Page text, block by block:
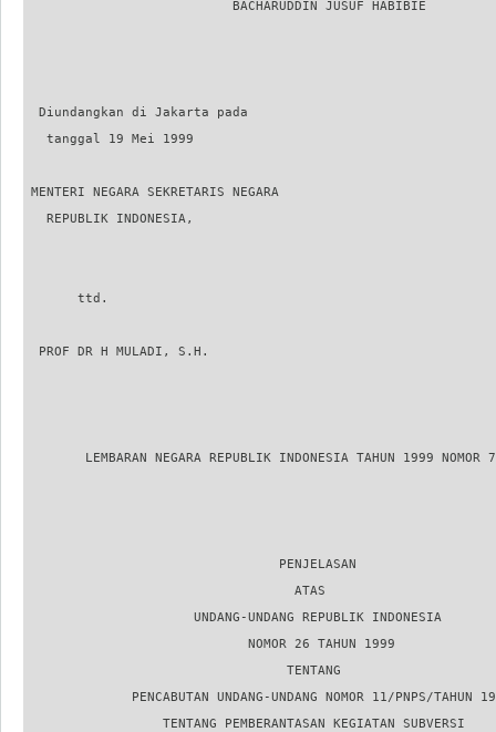
                           BACHARUDDIN JUSUF HABIBIE
  Diundangkan di Jakarta pada
   tanggal 19 Mei 1999
MENTERI NEGARA SEKRETARIS NEGARA
   REPUBLIK INDONESIA,
       ttd.
  PROF DR H MULADI, S.H.
LEMBARAN NEGARA REPUBLIK INDONESIA TAHUN 1999 NOMOR
                                 PENJELASAN
                                   ATAS
                      UNDANG-UNDANG REPUBLIK INDONESIA
                             NOMOR 26 TAHUN 1999
                                  TENTANG
PENCABUTAN UNDANG-UNDANG NOMOR 11/PNPS/TAHUN
                  TENTANG PEMBERANTASAN KEGIATAN SUBVERSI